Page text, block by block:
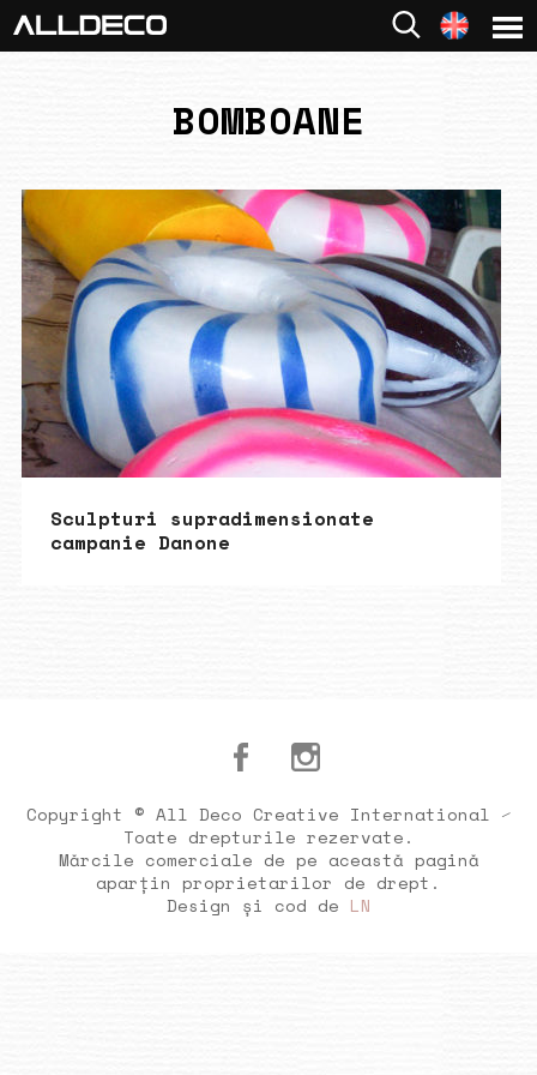
BOMBOANE
Sculpturi supradimensionate
campanie Danone
Copyright © All Deco Creative International ⁄
Toate drepturile rezervate.
Mărcile comerciale de pe această pagină
aparțin proprietarilor de drept.
Design și cod de LN